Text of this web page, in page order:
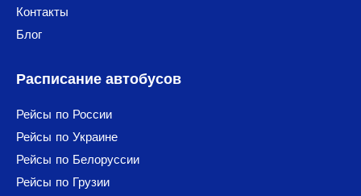
Контакты
Блог
Расписание автобусов
Рейсы по России
Рейсы по Украине
Рейсы по Белоруссии
Рейсы по Грузии